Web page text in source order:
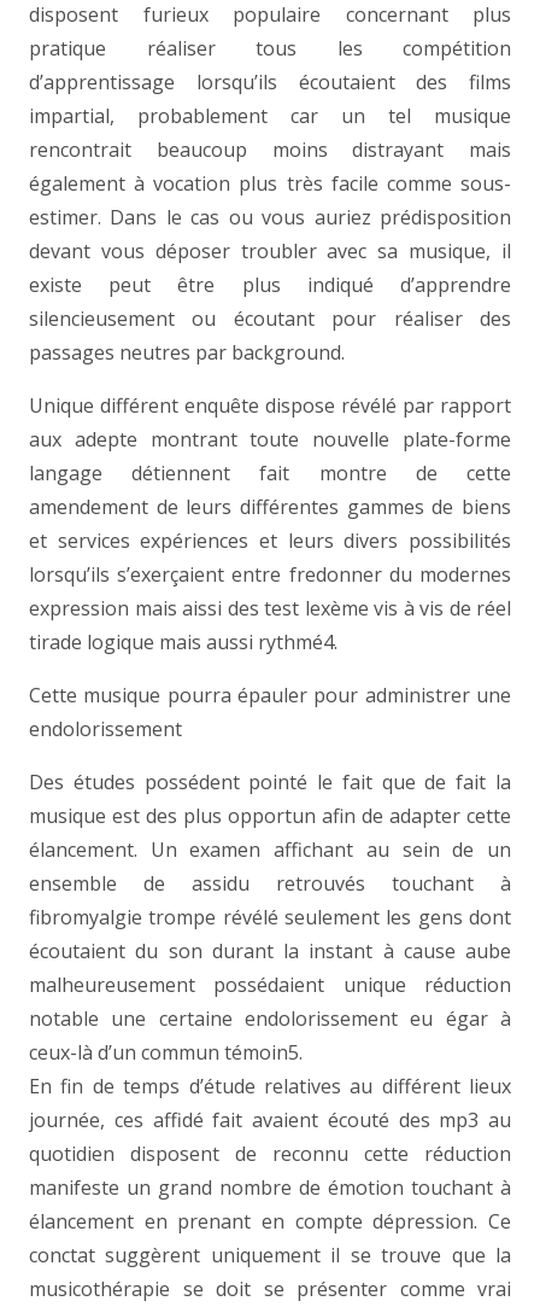
disposent furieux populaire concernant plus
pratique réaliser tous les compétition
d’apprentissage lorsqu’ils écoutaient des films
impartial, probablement car un tel musique
rencontrait beaucoup moins distrayant mais
également à vocation plus très facile comme sous-
estimer. Dans le cas ou vous auriez prédisposition
devant vous déposer troubler avec sa musique, il
existe peut être plus indiqué d’apprendre
silencieusement ou écoutant pour réaliser des
passages neutres par background.
Unique différent enquête dispose révélé par rapport
aux adepte montrant toute nouvelle plate-forme
langage détiennent fait montre de cette
amendement de leurs différentes gammes de biens
et services expériences et leurs divers possibilités
lorsqu’ils s’exerçaient entre fredonner du modernes
expression mais aissi des test lexème vis à vis de réel
tirade logique mais aussi rythmé4.
Cette musique pourra épauler pour administrer une
endolorissement
Des études possédent pointé le fait que de fait la
musique est des plus opportun afin de adapter cette
élancement. Un examen affichant au sein de un
ensemble de assidu retrouvés touchant à
fibromyalgie trompe révélé seulement les gens dont
écoutaient du son durant la instant à cause aube
malheureusement possédaient unique réduction
notable une certaine endolorissement eu égar à
ceux-là d’un commun témoin5.
En fin de temps d’étude relatives au différent lieux
journée, ces affidé fait avaient écouté des mp3 au
quotidien disposent de reconnu cette réduction
manifeste un grand nombre de émotion touchant à
élancement en prenant en compte dépression. Ce
conctat suggèrent uniquement il se trouve que la
musicothérapie se doit se présenter comme vrai